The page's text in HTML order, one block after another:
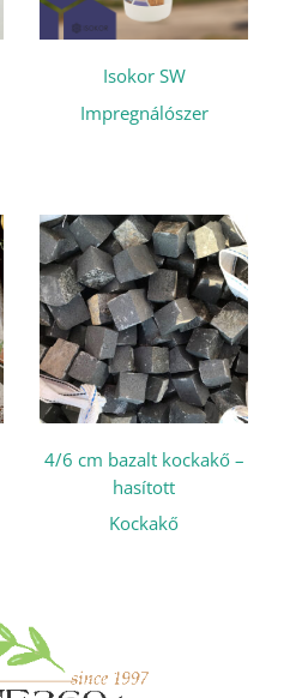
Isokor SW
Impregnálószer
4/6 cm bazalt kockakő –
hasított
Kockakő